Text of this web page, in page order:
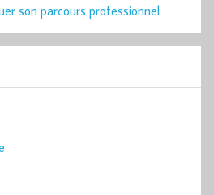
son parcours professionnel